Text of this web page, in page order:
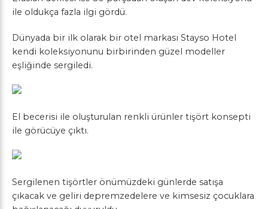
ile oldukça fazla ilgi gördü.
Dünyada bir ilk olarak bir otel markası Stayso Hotel
kendi koleksiyonunu birbirinden güzel modeller
eşliğinde sergiledi.
El becerisi ile oluşturulan renkli ürünler tişört konsepti
ile görücüye çıktı.
Sergilenen tişörtler önümüzdeki günlerde satışa
çıkacak ve geliri depremzedelere ve kimsesiz çocuklara